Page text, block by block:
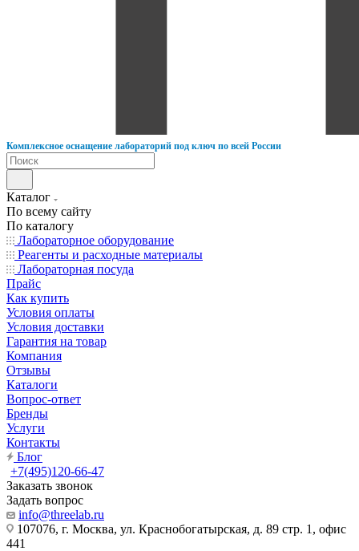
Комплексное оснащение лабораторий под ключ по всей России
Каталог
По всему сайту
По каталогу
Лабораторное оборудование
Реагенты и расходные материалы
Лабораторная посуда
Прайс
Как купить
Условия оплаты
Условия доставки
Гарантия на товар
Компания
Отзывы
Каталоги
Вопрос-ответ
Бренды
Услуги
Контакты
Блог
+7(495)120-66-47
Заказать звонок
Задать вопрос
info@threelab.ru
107076, г. Москва, ул. Краснобогатырская, д. 89 стр. 1, офис
441